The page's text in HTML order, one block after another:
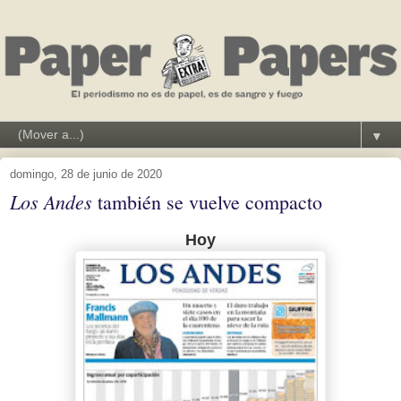
▼
domingo, 28 de junio de 2020
Los Andes también se vuelve compacto
Hoy